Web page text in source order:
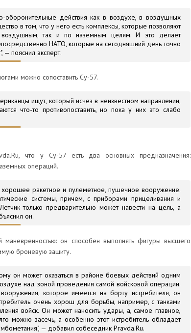
оборонительные действия как в воздухе, в воздушных
в том, что у него есть комплексы, которые позволяют
так и по наземным целям. И это делает
НАТО, которые на сегодняшний день точно
— пояснил эксперт.
можно сопоставить Су-57.
ищут, который исчез в неизвестном направлении,
что-то противопоставить, но пока у них это слабо
что у Су-57 есть два основных предназначения:
операций.
ракетное и пулеметное, пушечное вооружение.
системы, причем, с приборами прицеливания и
только предварительно может навести на цель, а
он.
маневренностью: он способен выполнять фигуры высшего
броневую защиту.
он может оказаться в районе боевых действий одним
над зоной проведения самой войсковой операции.
которое имеется на борту истребителя, он
очень хорош для борьбы, например, с танками
войск. Он может наносить удары, а, самое главное,
можно засечь, а особенно этот истребитель обладает
— добавил собеседник Pravda.Ru.